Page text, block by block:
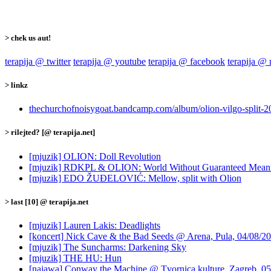
> chek us aut!
terapija @ twitter terapija @ youtube terapija @ facebook terapija @
> linkz
thechurchofnoisygoat.bandcamp.com/album/olion-vilgo-split-
> rilejted? [@ terapija.net]
[mjuzik] OLION: Doll Revolution
[mjuzik] RDKPL & OLION: World Without Guaranteed
[mjuzik] EDO ŽUĐELOVIĆ: Mellow, split with Olion
> last [10] @ terapija.net
[mjuzik] Lauren Lakis: Deadlights
[koncert] Nick Cave & the Bad Seeds @ Arena, Pula, 04/08/
[mjuzik] The Suncharms: Darkening Sky
[mjuzik] THE HU: Hun
[najawa] Conway the Machine @ Tvornica kulture, Zagreb,